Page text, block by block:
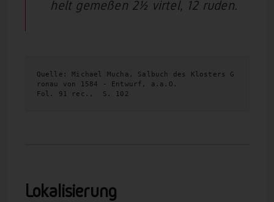
helt gemeßen 2½ virtel, 12 ruden.
Quelle: Michael Mucha, Salbuch des Klosters G
ronau von 1584 - Entwurf, a.a.O.
Fol. 91 rec.,  S. 102
Lokalisierung